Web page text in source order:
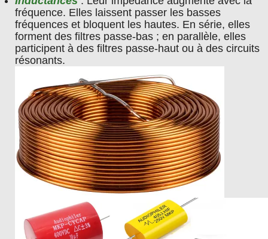
fréquence. Elles laissent passer les basses
fréquences et bloquent les hautes. En série, elles
forment des filtres passe-bas ; en parallèle, elles
participent à des filtres passe-haut ou à des circuits
résonants.